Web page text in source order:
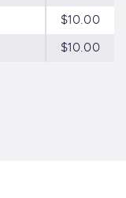
$10.00
$10.00